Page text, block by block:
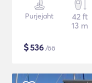
Purjejaht
42 ft
13 m
$536 /öö